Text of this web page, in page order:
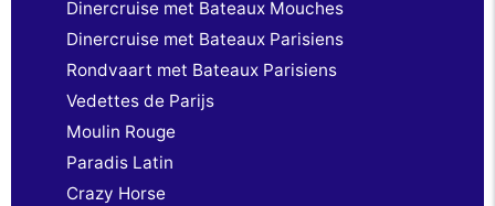
Dinercruise met Bateaux Mouches
Dinercruise met Bateaux Parisiens
Rondvaart met Bateaux Parisiens
Vedettes de Parijs
Moulin Rouge
Paradis Latin
Crazy Horse